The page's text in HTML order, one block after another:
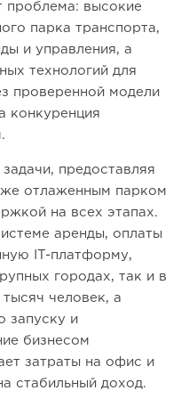
проблема: высокие
парка транспорта,
и управления, а
технологий для
проверенной модели
конкуренция
предоставляя
отлаженным парком
на всех этапах.
аренды, оплаты
IT-платформу,
городах, так и в
человек, а
запуску и
бизнесом
затраты на офис и
стабильный доход.